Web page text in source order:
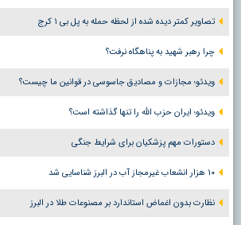
تصاویر کمتر دیده شده از لحظه حمله به پل بی ۱ کرج
چرا رهبر شهید به پناهگاه نرفت؟
ویدئو؛ مجازات و مصادیق جاسوسی در قوانین ما چیست؟
ویدئو؛ ایران حزب الله را تنها گذاشته است؟
دستورات مهم پزشکیان برای شرایط جنگی
۱۰ هزار انشعاب غیرمجاز آب در البرز شناسایی شد
نظارت بدون اغماض استاندارد بر مصنوعات طلا در البرز